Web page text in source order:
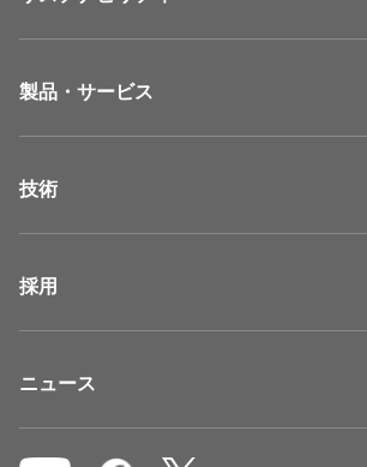
製品・サービス
技術
採用
ニュース